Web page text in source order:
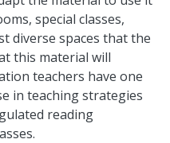
special classes,
diverse spaces that the
this material will
teachers have one
in teaching strategies
reading